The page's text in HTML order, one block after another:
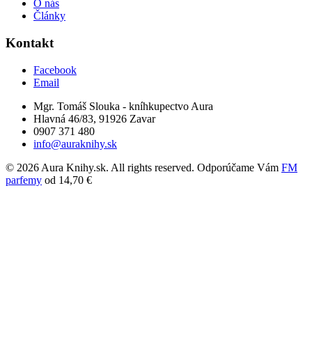
O nás
Články
Kontakt
Facebook
Email
Mgr. Tomáš Slouka - kníhkupectvo Aura
Hlavná 46/83, 91926 Zavar
0907 371 480
info@auraknihy.sk
© 2026 Aura Knihy.sk. All rights reserved. Odporúčame Vám FM
parfemy od 14,70 €